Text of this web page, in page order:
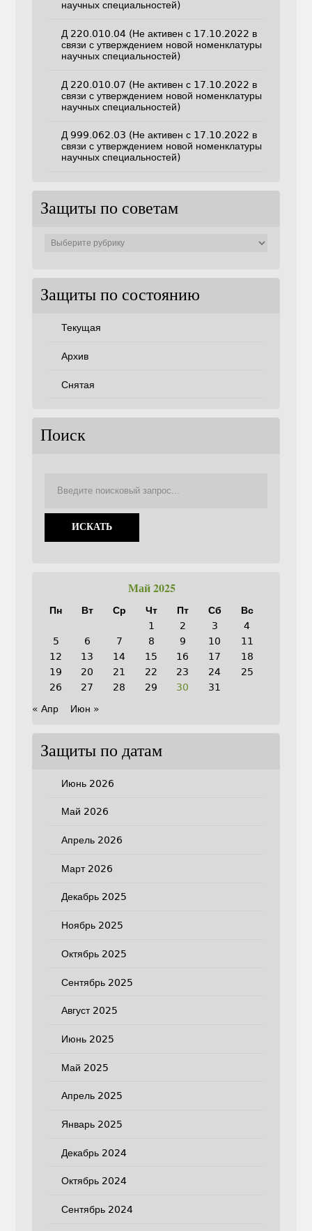
научных специальностей)
Д 220.010.04 (Не активен с 17.10.2022 в
связи с утверждением новой номенклатуры
научных специальностей)
Д 220.010.07 (Не активен с 17.10.2022 в
связи с утверждением новой номенклатуры
научных специальностей)
Д 999.062.03 (Не активен с 17.10.2022 в
связи с утверждением новой номенклатуры
научных специальностей)
Защиты по советам
Защиты по состоянию
Текущая
Архив
Снятая
Поиск
Май 2025
Пн Вт Ср Чт Пт Сб
Вс
1
2 3
4
5
6 7 8 9 10
11
12
13 14 15 16 17
18
19
20 21 22 23 24
25
26
27 28 29 30
31
« Апр
Июн »
Защиты по датам
Июнь 2026
Май 2026
Апрель 2026
Март 2026
Декабрь 2025
Ноябрь 2025
Октябрь 2025
Сентябрь 2025
Август 2025
Июнь 2025
Май 2025
Апрель 2025
Январь 2025
Декабрь 2024
Октябрь 2024
Сентябрь 2024